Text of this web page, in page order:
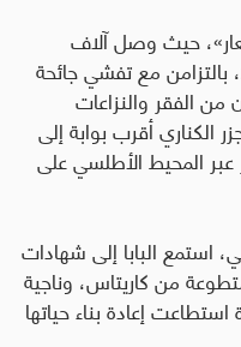
حيث وصل آلاف
المهاجرين خلال أيام قليلة عام 2020، بالتزامن مع تفشي جائحة
من الفقر والنزاعات
الكناري أقرب بوابة إلى
عبر المحيط الأطلسي على
استمع البابا إلى شهادات
من كاريتاس، وناجية
إعادة بناء حياتها